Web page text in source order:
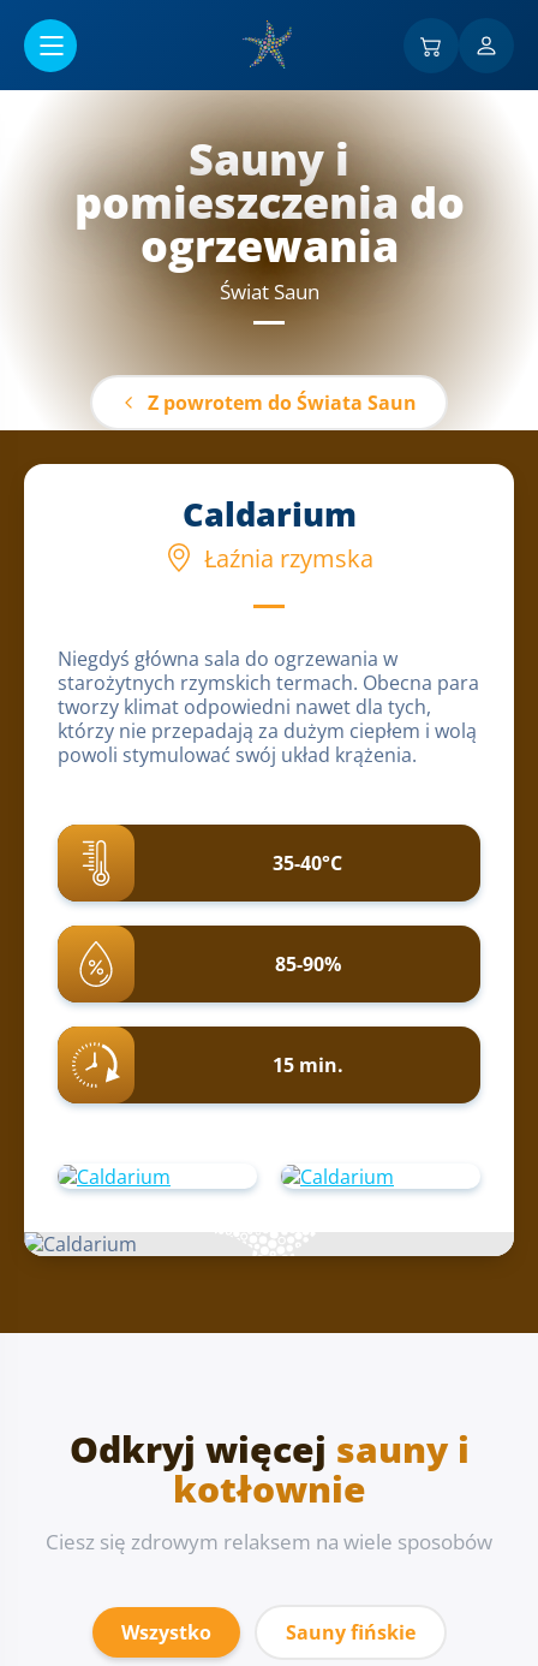
Sauny i
pomieszczenia do
ogrzewania
Świat Saun
Z powrotem do Świata Saun
Caldarium
Łaźnia rzymska
Niegdyś główna sala do ogrzewania w
starożytnych rzymskich termach. Obecna para
tworzy klimat odpowiedni nawet dla tych,
którzy nie przepadają za dużym ciepłem i wolą
powoli stymulować swój układ krążenia.
35-40°C
85-90%
15 min.
Odkryj więcej sauny i
kotłownie
Ciesz się zdrowym relaksem na wiele sposobów
Wszystko Sauny fińskie